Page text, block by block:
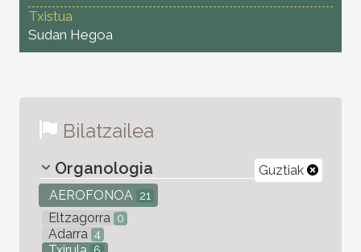
Txistua
Sudan Hegoa
Bilatzailea
Guztiak
Organologia
AEROFONOA 21
Eltzagorra 0
Adarra 4